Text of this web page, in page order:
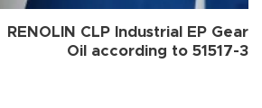
RENOLIN CLP Industrial EP Gear
Oil according to 51517-3